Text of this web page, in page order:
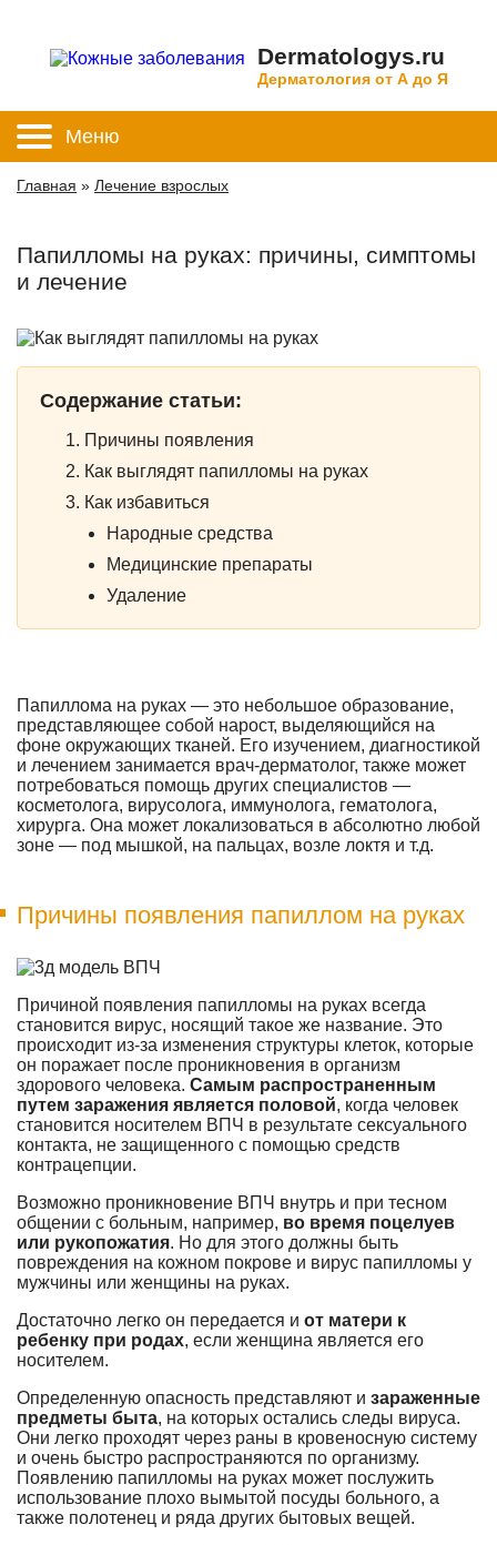
Dermatologys.ru
Дерматология от А до Я
Меню
Главная » Лечение взрослых
Папилломы на руках: причины, симптомы
и лечение
Содержание статьи:
Причины появления
Как выглядят папилломы на руках
Как избавиться
Народные средства
Медицинские препараты
Удаление
Папиллома на руках — это небольшое образование,
представляющее собой нарост, выделяющийся на
фоне окружающих тканей. Его изучением, диагностикой
и лечением занимается врач-дерматолог, также может
потребоваться помощь других специалистов —
косметолога, вирусолога, иммунолога, гематолога,
хирурга. Она может локализоваться в абсолютно любой
зоне — под мышкой, на пальцах, возле локтя и т.д.
Причины появления папиллом на руках
Причиной появления папилломы на руках всегда
становится вирус, носящий такое же название. Это
происходит из-за изменения структуры клеток, которые
он поражает после проникновения в организм
здорового человека. Самым распространенным
путем заражения является половой, когда человек
становится носителем ВПЧ в результате сексуального
контакта, не защищенного с помощью средств
контрацепции.
Возможно проникновение ВПЧ внутрь и при тесном
общении с больным, например, во время поцелуев
или рукопожатия. Но для этого должны быть
повреждения на кожном покрове и вирус папилломы у
мужчины или женщины на руках.
Достаточно легко он передается и от матери к
ребенку при родах, если женщина является его
носителем.
Определенную опасность представляют и зараженные
предметы быта, на которых остались следы вируса.
Они легко проходят через раны в кровеносную систему
и очень быстро распространяются по организму.
Появлению папилломы на руках может послужить
использование плохо вымытой посуды больного, а
также полотенец и ряда других бытовых вещей.